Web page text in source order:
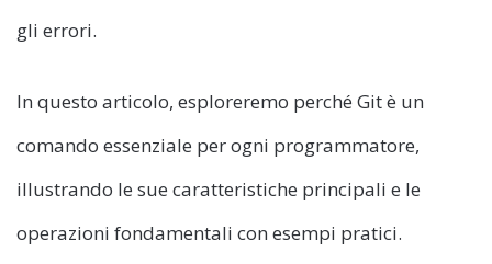
gli errori.
In questo articolo, esploreremo perché Git è un
comando essenziale per ogni programmatore,
illustrando le sue caratteristiche principali e le
operazioni fondamentali con esempi pratici.